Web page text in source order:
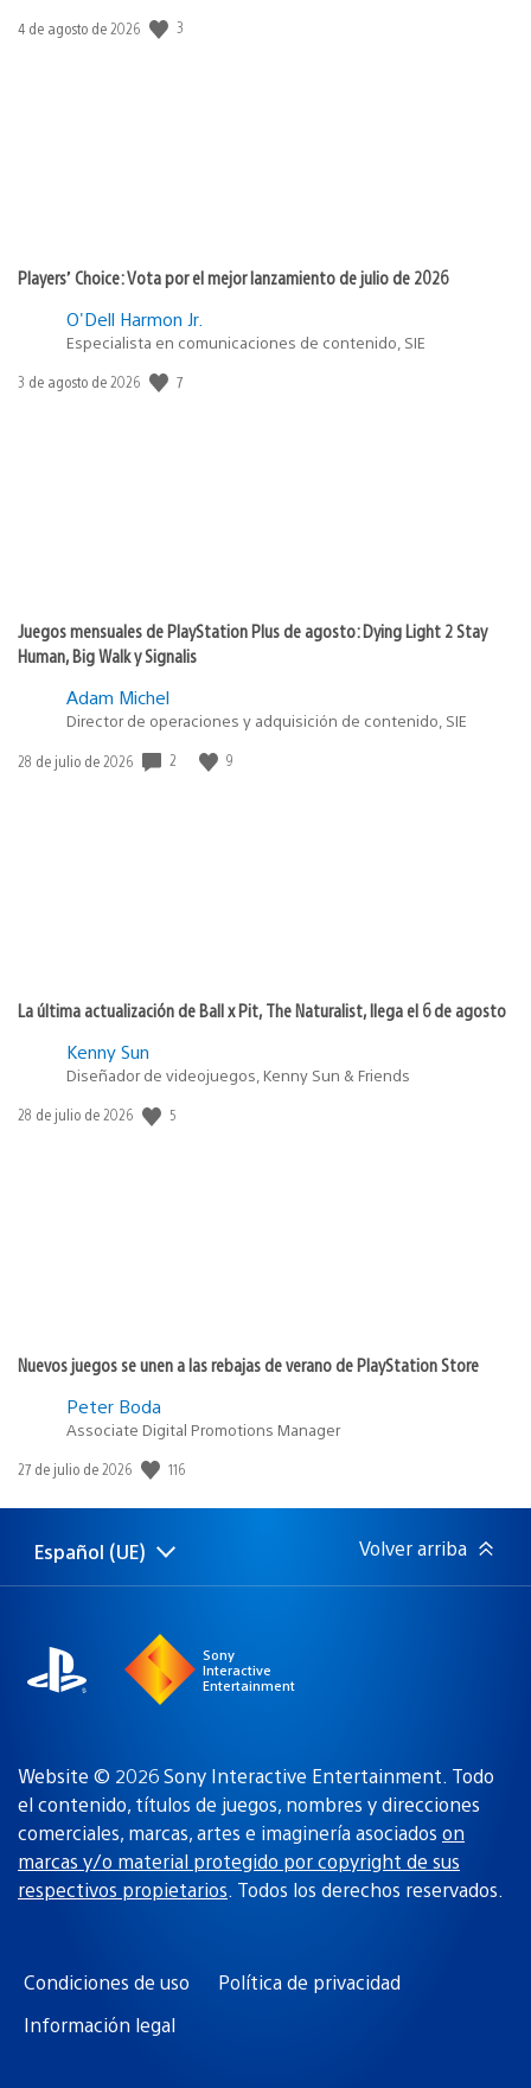
Fecha
4 de agosto de 2026 3
Players’ Choice: Vota por el mejor lanzamiento de julio de 2026
O'Dell Harmon Jr.
Especialista en comunicaciones de contenido, SIE
Fecha
3 de agosto de 2026 7
Juegos mensuales de PlayStation Plus de agosto: Dying Light 2 Stay
Human, Big Walk y Signalis
Adam Michel
Director de operaciones y adquisición de contenido, SIE
Fecha
28 de julio de 2026 2 9
La última actualización de Ball x Pit, The Naturalist, llega el 6 de agosto
Kenny Sun
Diseñador de videojuegos, Kenny Sun & Friends
Fecha
28 de julio de 2026 5
Nuevos juegos se unen a las rebajas de verano de PlayStation Store
Peter Boda
Associate Digital Promotions Manager
Fecha
publicación:
27 de julio de 2026 116
Selecciona
una
Región
actual:
Español (UE) Volver arriba
Sony
Interactive
Entertainment
Website © 2026 Sony Interactive Entertainment. Todo
el contenido, títulos de juegos, nombres y direcciones
comerciales, marcas, artes e imaginería asociados on
marcas y/o material protegido por copyright de sus
respectivos propietarios. Todos los derechos reservados.
Condiciones de uso
Política de privacidad
Información legal